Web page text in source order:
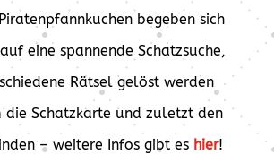
begeben sich
eine spannende Schatzsuche,
Rätsel gelöst werden
die Schatzkarte und zuletzt den
– weitere Infos gibt es hier!